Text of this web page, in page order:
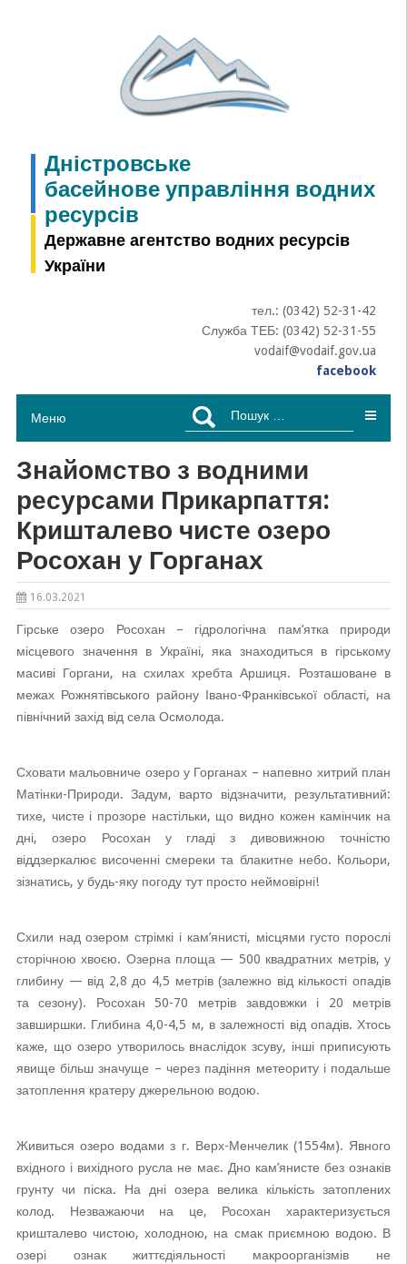
Дністровське
басейнове управління водних
ресурсів
Державне агентство водних ресурсів
України
тел.: (0342) 52-31-42
Служба ТЕБ: (0342) 52-31-55
vodaif@vodaif.gov.ua
facebook
Меню
Пошук:
Знайомство з водними
ресурсами Прикарпаття:
Кришталево чисте озеро
Росохан у Горганах
16.03.2021
Гірське озеро Росохан – гідрологічна пам’ятка природи
місцевого значення в Україні, яка знаходиться в гірському
масиві Горгани, на схилах хребта Аршиця. Розташоване в
межах Рожнятівського району Івано-Франківської області, на
північний захід від села Осмолода.
Сховати мальовниче озеро у Горганах – напевно хитрий план
Матінки-Природи. Задум, варто відзначити, результативний:
тихе, чисте і прозоре настільки, що видно кожен камінчик на
дні, озеро Росохан у гладі з дивовижною точністю
віддзеркалює височенні смереки та блакитне небо. Кольори,
зізнатись, у будь-яку погоду тут просто неймовірні!
Схили над озером стрімкі і кам’янисті, місцями густо порослі
сторічною хвоєю. Озерна площа — 500 квадратних метрів, у
глибину — від 2,8 до 4,5 метрів (залежно від кількості опадів
та сезону). Росохан 50-70 метрів завдовжки і 20 метрів
завширшки. Глибина 4,0-4,5 м, в залежності від опадів. Хтось
каже, що озеро утворилось внаслідок зсуву, інші приписують
явище більш значуще – через падіння метеориту і подальше
затоплення кратеру джерельною водою.
Живиться озеро водами з г. Верх-Менчелик (1554м). Явного
вхідного і вихідного русла не має. Дно кам’янисте без ознаків
грунту чи піска. На дні озера велика кількість затоплених
колод. Незважаючи на це, Росохан характеризується
кришталево чистою, холодною, на смак приємною водою. В
озері ознак життєдіяльності макроорганізмів не